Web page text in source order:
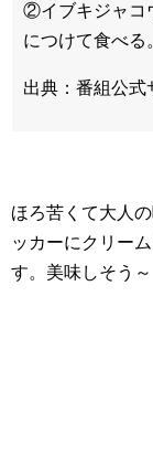
②イブキジャコ
につけて食べる
出典：番組公式
ほろ苦くて大人
ッカーにクリー
す。美味しそう